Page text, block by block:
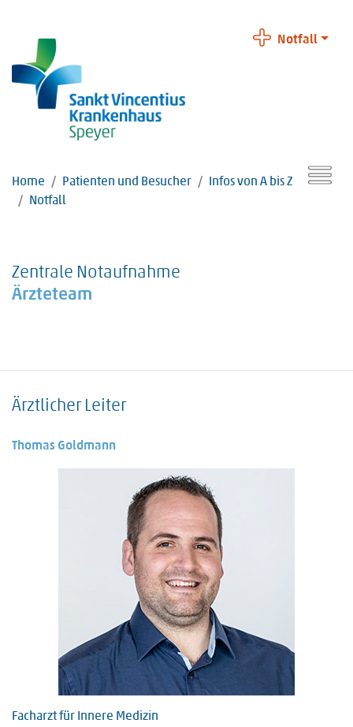
Notfall
Home Patienten und Besucher
Infos von A bis Z
Notfall
Zentrale Notaufnahme
Ärzteteam
Ärztlicher Leiter
Thomas Goldmann
Facharzt für Innere Medizin